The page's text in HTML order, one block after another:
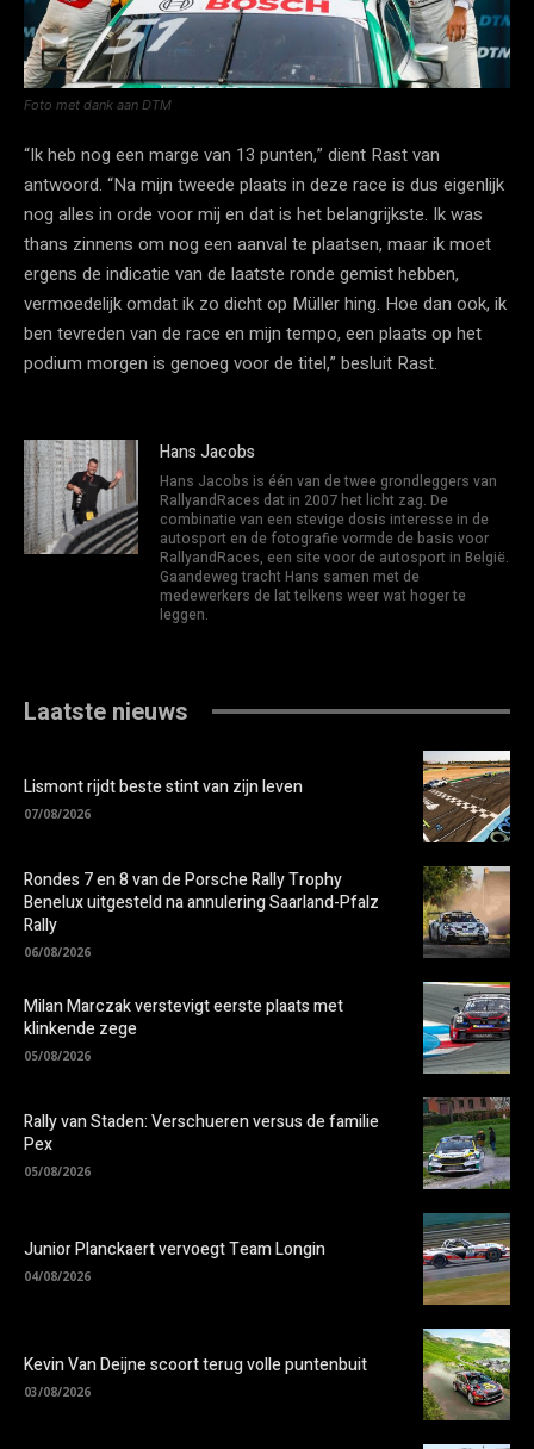
Foto met dank aan DTM
“Ik heb nog een marge van 13 punten,” dient Rast van
antwoord. “Na mijn tweede plaats in deze race is dus eigenlijk
nog alles in orde voor mij en dat is het belangrijkste. Ik was
thans zinnens om nog een aanval te plaatsen, maar ik moet
ergens de indicatie van de laatste ronde gemist hebben,
vermoedelijk omdat ik zo dicht op Müller hing. Hoe dan ook, ik
ben tevreden van de race en mijn tempo, een plaats op het
podium morgen is genoeg voor de titel,” besluit Rast.
Hans Jacobs
Hans Jacobs is één van de twee grondleggers van
RallyandRaces dat in 2007 het licht zag. De
combinatie van een stevige dosis interesse in de
autosport en de fotografie vormde de basis voor
RallyandRaces, een site voor de autosport in België.
Gaandeweg tracht Hans samen met de
medewerkers de lat telkens weer wat hoger te
leggen.
Laatste nieuws
Lismont rijdt beste stint van zijn leven
07/08/2026
Rondes 7 en 8 van de Porsche Rally Trophy
Benelux uitgesteld na annulering Saarland-Pfalz
Rally
06/08/2026
Milan Marczak verstevigt eerste plaats met
klinkende zege
05/08/2026
Rally van Staden: Verschueren versus de familie
Pex
05/08/2026
Junior Planckaert vervoegt Team Longin
04/08/2026
Kevin Van Deijne scoort terug volle puntenbuit
03/08/2026